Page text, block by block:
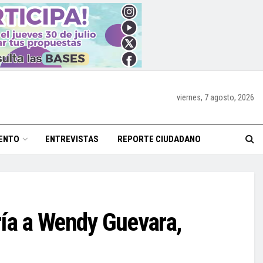
viernes, 7 agosto, 2026
ENTREVISTAS REPORTE CIUDADANO
a Wendy Guevara,